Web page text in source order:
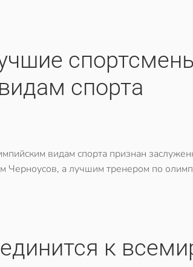
спорта
видам спорта признан
Черноусов, а лучшим тренером по
к